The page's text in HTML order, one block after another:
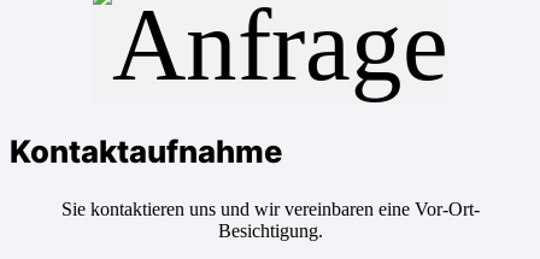
Kontaktaufnahme
Sie kontaktieren uns und wir vereinbaren eine Vor-Ort-
Besichtigung.